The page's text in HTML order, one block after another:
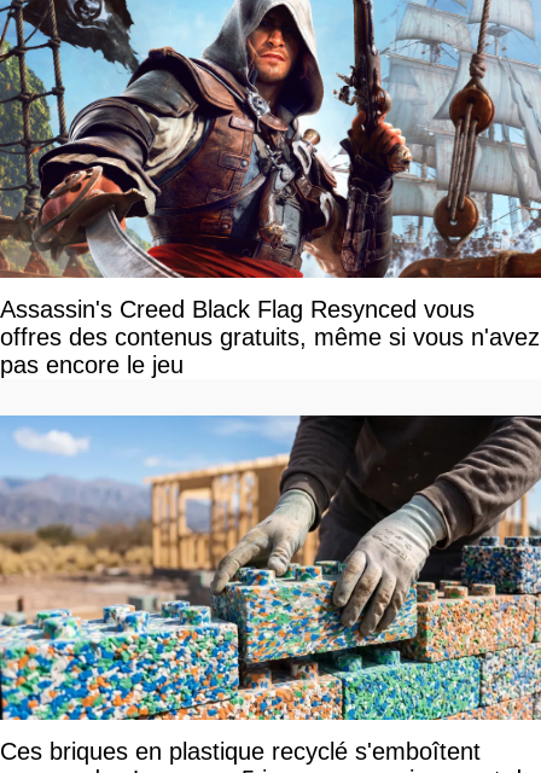
Assassin's Creed Black Flag Resynced vous
offres des contenus gratuits, même si vous n'avez
pas encore le jeu
Ces briques en plastique recyclé s'emboîtent